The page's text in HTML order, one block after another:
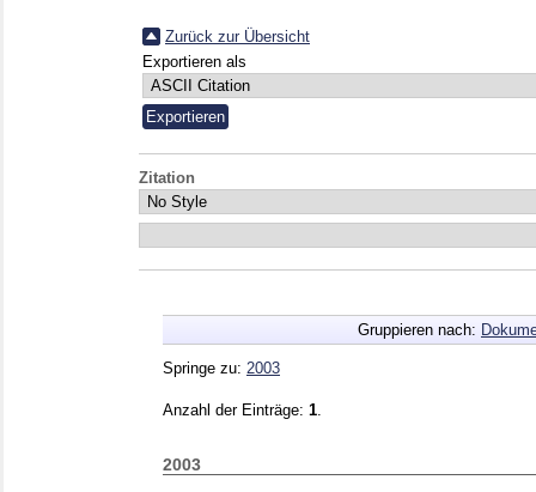
Zurück zur Übersicht
Exportieren als
Zitation
Gruppieren nach:
Springe zu: 2003
Anzahl der Einträge: 1
2003